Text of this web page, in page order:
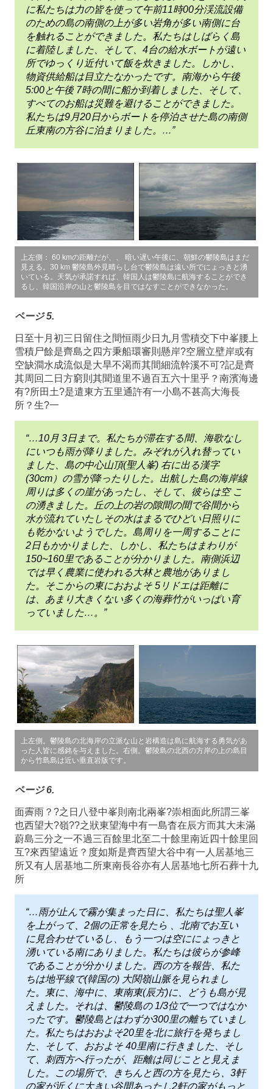
に私たちは力の皆を使って午前11時00分渓流設備
のための島の南側の上が多い岩角が多い南側に台
を触れることができました。私たちはしばらく島
に着陸しました、そして、4台の給水ボートが遠い
所でゆっくり近付いて飯を炊きました。しかし、
物資供給船は目立たなかったです。南海から午後
5:00と午後 7時の間に船か到着しました、そして、
すべてのお船は災難を避けることができました。
私たちは9月20日からボートを停泊させた島の南側
丘東南の方谷に泊まりました。…”
上左側： 60 kmの距離だが、、 暗い遅い午後に、朝鮮の鬱陵島はまだ
見える。30 km 鬱陵島外見晴らし台で鬱陵島は遠い所でにょっきと湧
いている。天気が承諾すれば、韓国人は鬱陵島に航海することができ
るし、韓国沿岸の山と鬱陵島を目ではなすことができなかった。
ページ 5.
日至十月初三日留住之間恒雨少日九月雪積交下中峯腰上
雪積尸餘是齊島之四方秉船環審則懸岸?空層立壁岸或有
空缺澗水成流似是大旱不渴而其間細流幹溪不可?記是齊
其周回二日方窮則其聞道里不過百五六十里乎？南濱海邊
有?所田土?是遣東方五里通許有一小島不甚高大海長
所？生?一
“…10月 3日まで。私たちが滞在する間、海歌なし
にいつも雨が降りました。みぞれが入れ替ってい
ました、島の中心山頂(聖人峯) 右に出る漢字
(30cm）の雪が降ったりした。出航した島の海岸線
周りは多くの崖があったし、そして、彼らは空 こ
の湧きました。丘の上の岩の隙間の間で谷間から
水が流れていたしその水はまるでひどい日照りに
も乾かないようでした。島周りを一周することに
2日もかかりました、しかし、私たちはまわりが
150~160里であることが分かりました。南側浜辺
では早く農業に使われる大林と農地がありまし
た。そこからの東におおよそ 5リドエは距離に
は、あまり大きくない多くの海葬竹がいっぱい育
っていました…。”
上左側。鬱陵島の北海岸の立派な山と岩構造は島に航海する勇気があ
った人皆に感銘を与えました。右側。鬱陵島の北西の方岸の上の島目
から竹島島は近い垂直岩版です。
ページ 6.
面霽雨？?之日八登中峯則南北兩峯?崇相面此所謂三峯
也西望大?嶺??之狀東望海中有一島杳在辰方而其大未滿
蔚島三分之一不過三百餘里北至二十餘里南近四十餘里回
互?來西望遠近？度如斯是齊西望大谷中有一人居基地三
所又有人居基地二所東南長谷亦有人居基地七所石葬十九
所
“…雨が止んで霧が集まった日に、私たちは聖人峯
を上がって、2個の正常を見たら 、北南でお互い
に見合わせているし、もう一つは空ににょっきと
湧いている南にありました。私たちは彼らが参峰
であることが分かりました。西の方を報告、私た
ちは地平線で(韓国の) 大関嶺山脈を見られまし
た。東に、海中に、東南東(辰方)に、どうも島が見
えました。それは、鬱陵島の 1/3位で一つではなか
ったです。鬱陵島とはわずか300里の離ちていまし
た。私たちはおおよそ20里を北に旅行を発ちまし
た、そして、おおよそ 40里南に行きました、そし
て、刺西方へ行ったが、距離は同じことと見えま
した。この場所で、きちんと西の方を見たら、3軒
の家が近くに大きい谷間あったし2軒の家がもっと